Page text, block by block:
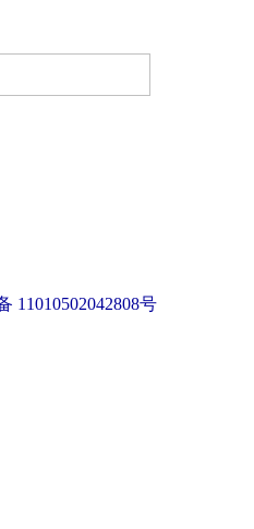
11010502042808号